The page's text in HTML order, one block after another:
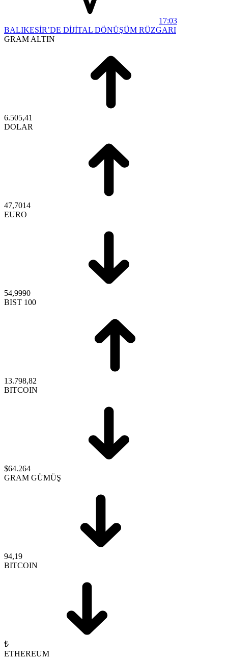
17:03
BALIKESİR’DE DİJİTAL DÖNÜŞÜM RÜZGARI
GRAM ALTIN
6.505,41
DOLAR
47,7014
EURO
54,9990
BIST 100
13.798,82
BITCOIN
$64.264
GRAM GÜMÜŞ
94,19
BITCOIN
₺
ETHEREUM